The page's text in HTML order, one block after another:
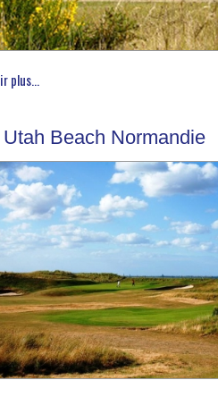
plus...
Beach Normandie